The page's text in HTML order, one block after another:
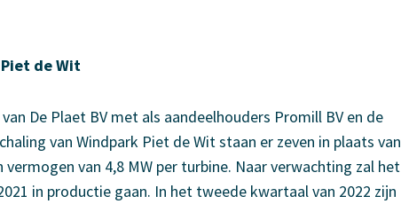
de Wit
De Plaet BV met als aandeelhouders Promill BV en de
van Windpark Piet de Wit staan er zeven in plaats van
van 4,8 MW per turbine. Naar verwachting zal het
in productie gaan. In het tweede kwartaal van 2022 zijn